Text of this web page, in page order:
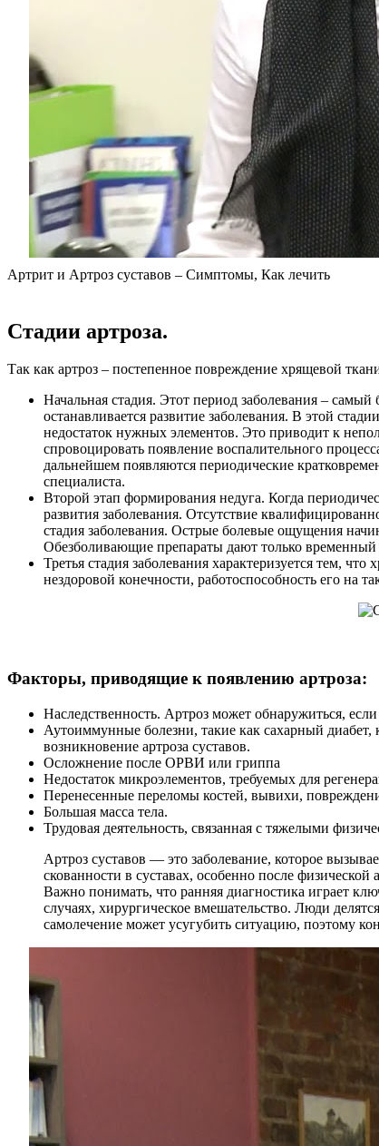
Артрит и Артроз суставов – Симптомы, Как лечить
Стадии артроза.
Так как артроз – постепенное повреждение хрящевой
Начальная стадия. Этот период заболевания –
останавливается развитие заболевания. В этой
недостаток нужных элементов. Это приводит к
спровоцировать появление воспалительного
дальнейшем появляются периодические
специалиста.
Второй этап формирования недуга. Когда
развития заболевания. Отсутствие
стадия заболевания. Острые болевые ощущения
Обезболивающие препараты дают только
Третья стадия заболевания характеризуется тем,
нездоровой конечности, работоспособность его на
Факторы, приводящие к появлению артроза:
Наследственность. Артроз может обнаружиться,
Аутоиммунные болезни, такие как сахарный диабет,
возникновение артроза суставов.
Осложнение после ОРВИ или гриппа
Недостаток микроэлементов, требуемых для
Перенесенные переломы костей, вывихи,
Большая масса тела.
Трудовая деятельность, связанная с тяжелыми
Артроз суставов — это заболевание, которое
скованности в суставах, особенно после
Важно понимать, что ранняя диагностика играет
случаях, хирургическое вмешательство. Люди
самолечение может усугубить ситуацию, поэтому